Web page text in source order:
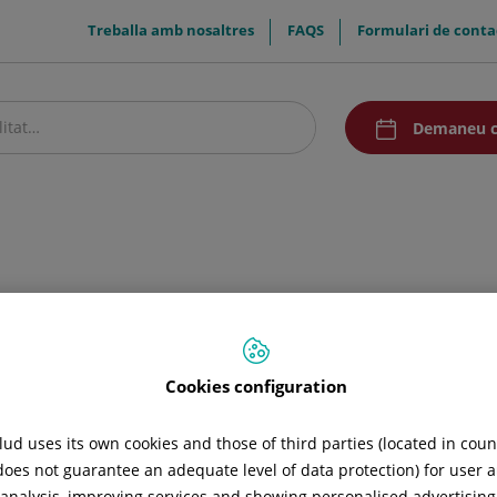
menuTop
Treballa amb nosaltres FAQS Formulari de
menuAcceso
Demaneu
Cookies configuration
uses its own cookies and those of third parties (located in
not guarantee an adequate level of data protection) for user